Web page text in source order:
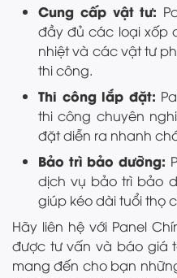
Cung cấp vật tư:
đầy đủ các loại xốp
nhiệt và các vật tư
thi công.
Thi công lắp đặt:
thi công chuyên
đặt diễn ra nhanh
Bảo trì bảo dưỡng:
dịch vụ bảo trì bảo
giúp kéo dài tuổi thọ
Hãy liên hệ với Panel
được tư vấn và báo giá
mang đến cho bạn